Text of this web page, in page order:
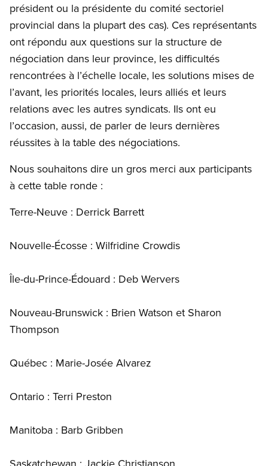
président ou la présidente du comité sectoriel
provincial dans la plupart des cas). Ces représentants
ont répondu aux questions sur la structure de
négociation dans leur province, les difficultés
rencontrées à l’échelle locale, les solutions mises de
l’avant, les priorités locales, leurs alliés et leurs
relations avec les autres syndicats. Ils ont eu
l’occasion, aussi, de parler de leurs dernières
réussites à la table des négociations.
Nous souhaitons dire un gros merci aux participants
à cette table ronde :
Terre-Neuve : Derrick Barrett
Nouvelle-Écosse : Wilfridine Crowdis
Île-du-Prince-Édouard : Deb Wervers
Nouveau-Brunswick : Brien Watson et Sharon
Thompson
Québec : Marie-Josée Alvarez
Ontario : Terri Preston
Manitoba : Barb Gribben